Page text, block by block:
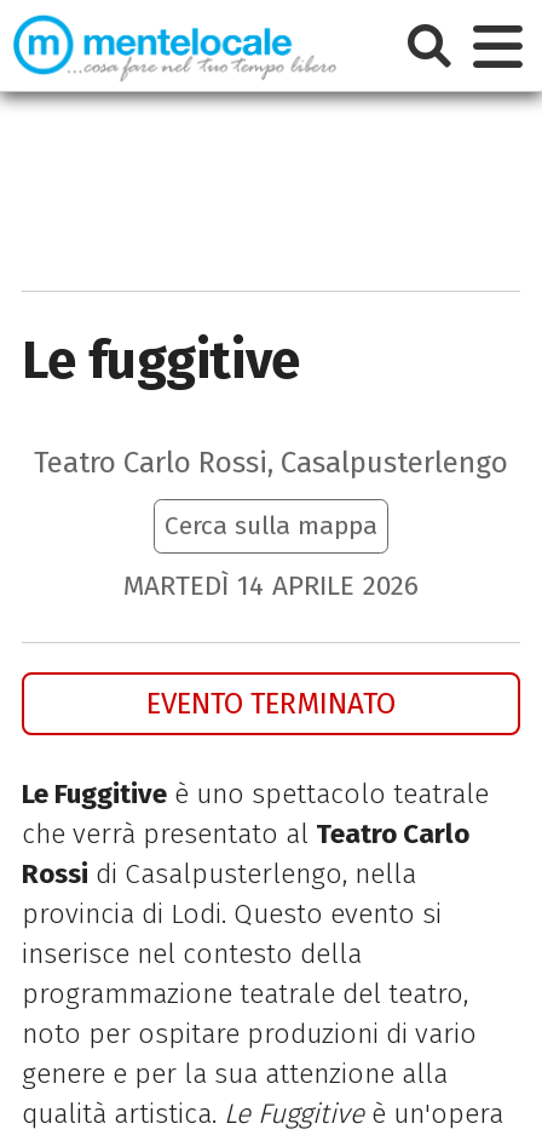
Le fuggitive
Teatro Carlo Rossi, Casalpusterlengo
Cerca sulla mappa
MARTEDÌ 14 APRILE 2026
EVENTO TERMINATO
Le Fuggitiveè uno spettacolo teatrale
che verrà presentato al Teatro Carlo
Rossi di Casalpusterlengo, nella
provincia di Lodi. Questo evento si
inserisce nel contesto della
programmazione teatrale del teatro,
noto per ospitare produzioni di vario
genere e per la sua attenzione alla
qualità artistica. Le Fuggitiveè un'opera